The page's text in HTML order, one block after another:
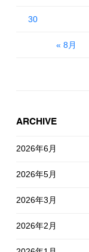
« 8月
30
ARCHIVE
2026年6月
2026年5月
2026年3月
2026年2月